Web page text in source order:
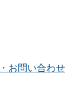
お問い合わせ